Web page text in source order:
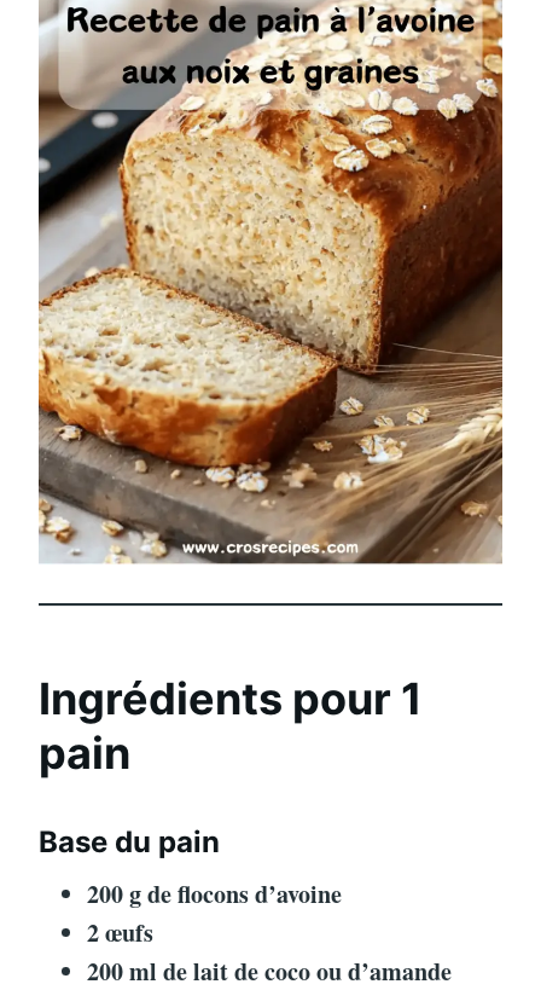
Ingrédients pour 1
pain
Base du pain
200 g de flocons d’avoine
2 œufs
200 ml de lait de coco ou d’amande